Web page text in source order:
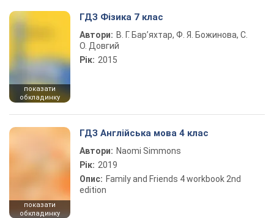
показати
обкладинку
ГДЗ Фізика 7 клас
Автори: В. Г. Бар’яхтар, Ф. Я. Божинова, С.
О. Довгий
Рік: 2015
показати
обкладинку
ГДЗ Англійська мова 4 клас
Автори: Naomi Simmons
Рік: 2019
Опис: Family and Friends 4 workbook 2nd
edition